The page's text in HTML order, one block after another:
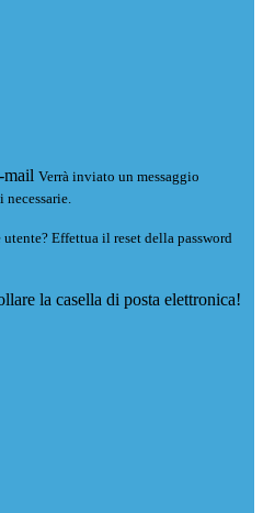
mail Verrà inviato un messaggio
Effettua il reset della password
la casella di posta elettronica!